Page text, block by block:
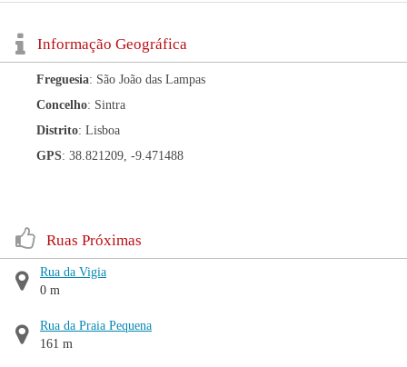
Informação Geográfica
Freguesia: São João das Lampas
Concelho: Sintra
Distrito: Lisboa
GPS: 38.821209, -9.471488
Ruas Próximas
Rua da Vigia
0 m
Rua da Praia Pequena
161 m